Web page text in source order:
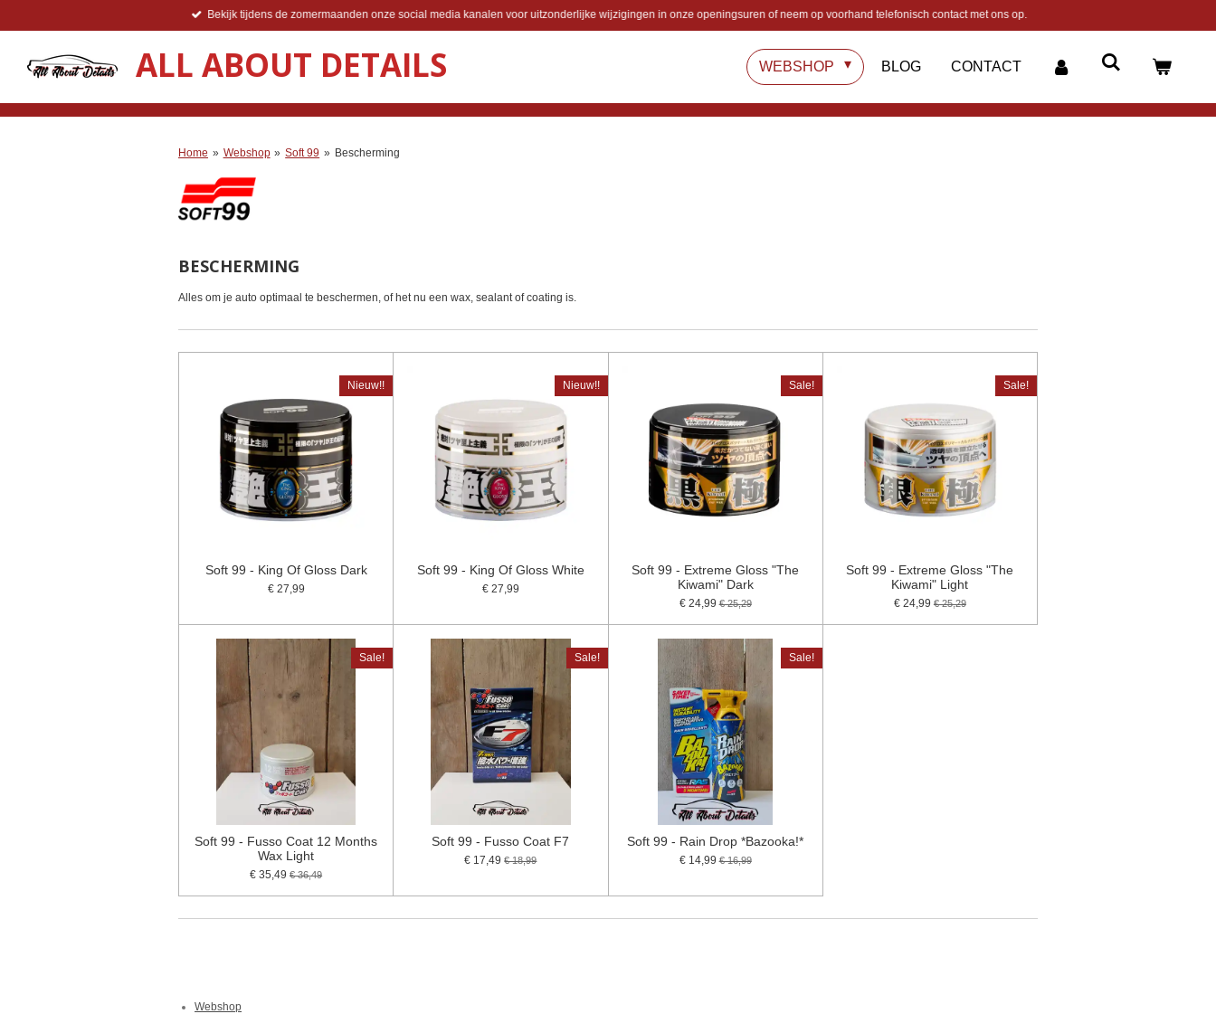
Bekijk tijdens de zomermaanden onze social media kanalen voor uitzonderlijke wijzigingen in onze openingsuren of neem op voorhand telefonisch contact met ons op.
ALL ABOUT DETAILS WEBSHOP BLOG CONTACT
Home » Webshop » Soft 99 » Bescherming
BESCHERMING
Alles om je auto optimaal te beschermen, of het nu een wax, sealant of coating is.
Nieuw!!
Soft 99 - King Of Gloss Dark
€ 27,99
Nieuw!!
Soft 99 - King Of Gloss White
€ 27,99
Sale!
Soft 99 - Extreme Gloss "The
Kiwami" Dark
€ 24,99 € 25,29
Sale!
Soft 99 - Extreme Gloss "The
Kiwami" Light
€ 24,99 € 25,29
Sale!
Soft 99 - Fusso Coat 12 Months
Wax Light
€ 35,49 € 36,49
Sale!
Soft 99 - Fusso Coat F7
€ 17,49 € 18,99
Sale!
Soft 99 - Rain Drop *Bazooka!*
€ 14,99 € 16,99
Webshop